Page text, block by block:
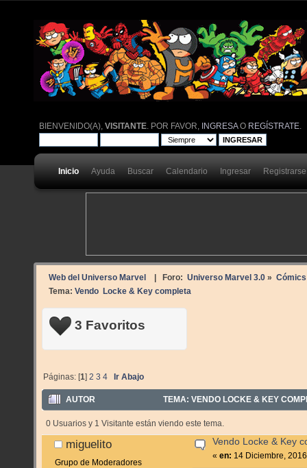
BIENVENIDO(A),VISITANTE . POR FAVOR, INGRESAO REGÍSTRATE
Inicio Ayuda Buscar Calendario Ingresar Registrarse
Web del Universo Marvel | Foro: Universo Marvel 3.0» Cómics
Tema: Vendo  Locke & Key completa
3 Favoritos
Páginas: [1]2 3 4 Ir Abajo
AUTOR TEMA: VENDO LOCKE & KEY
0 Usuarios y 1 Visitante están viendo este tema.
miguelito
Grupo de Moderadores
Vendo Locke & Key
«en: 14 Diciembre,